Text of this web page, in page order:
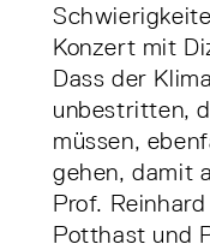
Konzert mit
Dass der
unbestritten,
müssen,
gehen, damit
Prof.
Potthast und